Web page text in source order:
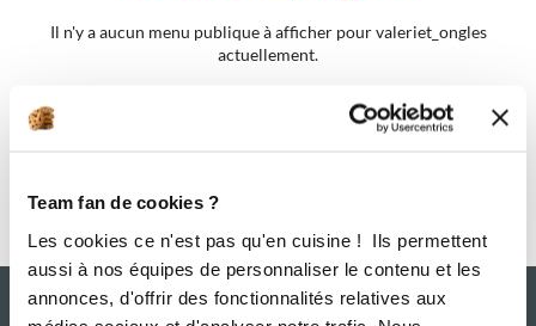
Team fan de cookies ?
Les cookies ce n'est pas qu'en cuisine ! Ils permettent
aussi à nos équipes de personnaliser le contenu et les
annonces, d'offrir des fonctionnalités relatives aux
Il n'y a aucun menu publique à afficher pour valeriet_ongles
actuellement.